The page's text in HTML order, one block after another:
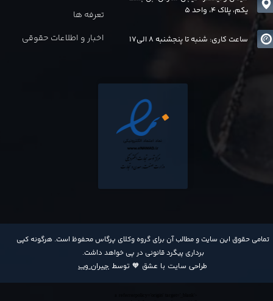
​تمامی حقوق این سایت و مطالب آن برای گروه وکلای پرگاس محفوظ است. هرگونه کپی
برداری پیگرد قانونی در پی خواهد داشت​​​​​​​.
طراحی سایت با عشق 🧡 توسط جیران وب
تعرفه ها
اخبار و اطلاعات حقوقی
یکم، پلاک 4، واحد 5
ساعت کاری: شنبه تا پنجشنبه 8 الی17